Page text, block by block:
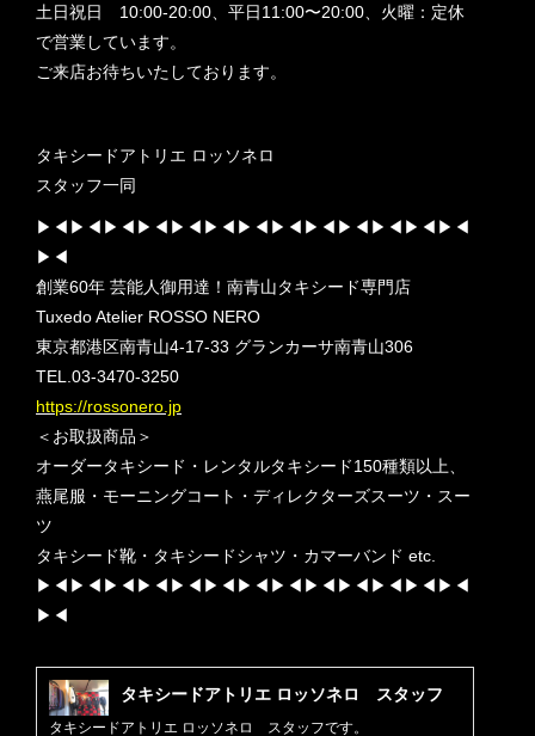
土日祝日 10:00-20:00、平日11:00〜20:00、火曜：定休
で営業しています。
ご来店お待ちいたしております。
タキシードアトリエ ロッソネロ
スタッフ一同
▶︎◀︎▶︎◀︎▶︎◀︎▶︎◀︎▶︎◀︎▶︎◀︎▶︎◀︎▶︎◀︎▶︎◀︎▶︎◀︎▶︎◀︎▶︎◀︎▶︎◀︎
▶︎◀︎
創業60年 芸能人御用達！南青山タキシード専門店
Tuxedo Atelier ROSSO NERO
東京都港区南青山4-17-33 グランカーサ南青山306
TEL.03-3470-3250
https://rossonero.jp
＜お取扱商品＞
オーダータキシード・レンタルタキシード150種類以上、
燕尾服・モーニングコート・ディレクターズスーツ・スー
ツ
タキシード靴・タキシードシャツ・カマーバンド etc.
▶︎◀︎▶︎◀︎▶︎◀︎▶︎◀︎▶︎◀︎▶︎◀︎▶︎◀︎▶︎◀︎▶︎◀︎▶︎◀︎▶︎◀︎▶︎◀︎▶︎◀︎
▶︎◀︎
タキシードアトリエ ロッソネロ スタッフ
タキシードアトリエ ロッソネロ スタッフです。